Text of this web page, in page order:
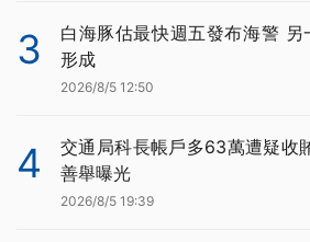
3
白海豚估最快週五發布海警
形成
2026/8/5 12:50
4
交通局科長帳戶多63萬遭疑收
善舉曝光
2026/8/5 19:39